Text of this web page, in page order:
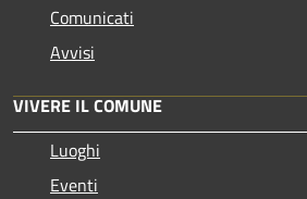
Comunicati
Avvisi
VIVERE IL COMUNE
Luoghi
Eventi